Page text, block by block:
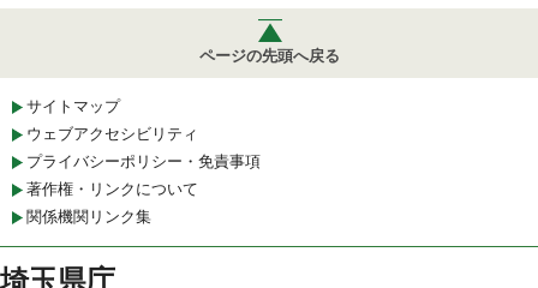
ページの先頭へ戻る
サイトマップ
ウェブアクセシビリティ
プライバシーポリシー・免責事項
著作権・リンクについて
関係機関リンク集
埼玉県庁